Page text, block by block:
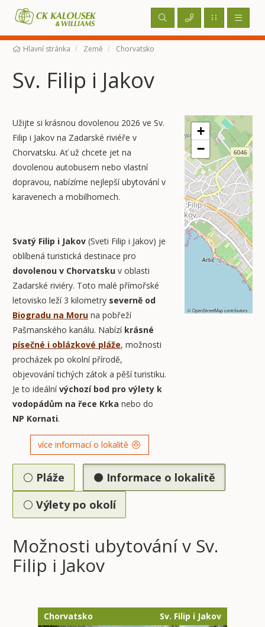
Hlavní stránka Země Chorvatsko
Sv. Filip i Jakov
Užijte si krásnou dovolenou 2026 ve Sv.
Filip i Jakov na Zadarské riviéře v
Chorvatsku. Ať už chcete jet na
dovolenou autobusem nebo vlastní
dopravou, nabízíme nejlepší ubytování v
karavenech a mobilhomech.
Svatý Filip i Jakov (Sveti Filip i Jakov) je
oblíbená turistická destinace pro
dovolenou v Chorvatsku v oblasti
Zadarské riviéry. Toto malé přímořské
letovisko leží 3 kilometry severně od
Biogradu na Moru na pobřeží
Pašmanského kanálu. Nabízí krásné
písečné i oblázkové pláže, možnosti
procházek po okolní přírodě,
objevování tichých zátok a pěší turistiku.
Je to ideálnívýchozí bod pro výlety k
vodopádům na řece Krka nebo do
NP Kornati.
více informací o lokalitě
+
−
©OpenStreetMapcontributors
Pláže
Informace o lokalitě
Výlety po okolí
Možnosti ubytování v Sv.
Filip i Jakov
Chorvatsko Sv. Filip i Jakov